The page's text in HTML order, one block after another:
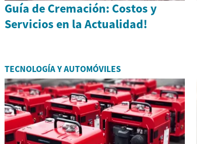
Guía de Cremación: Costos y
Servicios en la Actualidad!
TECNOLOGÍA Y AUTOMÓVILES